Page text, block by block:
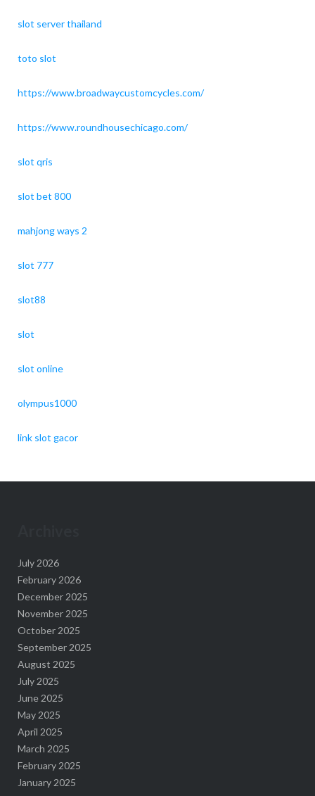
slot server thailand
toto slot
https://www.broadwaycustomcycles.com/
https://www.roundhousechicago.com/
slot qris
slot bet 800
mahjong ways 2
slot 777
slot88
slot
slot online
olympus1000
link slot gacor
July 2026
February 2026
December 2025
November 2025
October 2025
September 2025
August 2025
July 2025
June 2025
May 2025
April 2025
March 2025
February 2025
January 2025